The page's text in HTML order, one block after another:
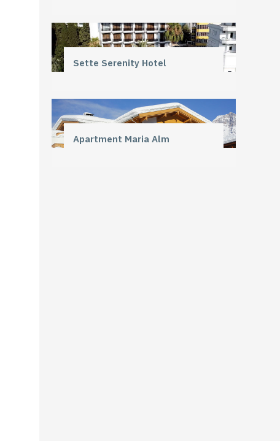
Sette Serenity Hotel
Apartment Maria Alm